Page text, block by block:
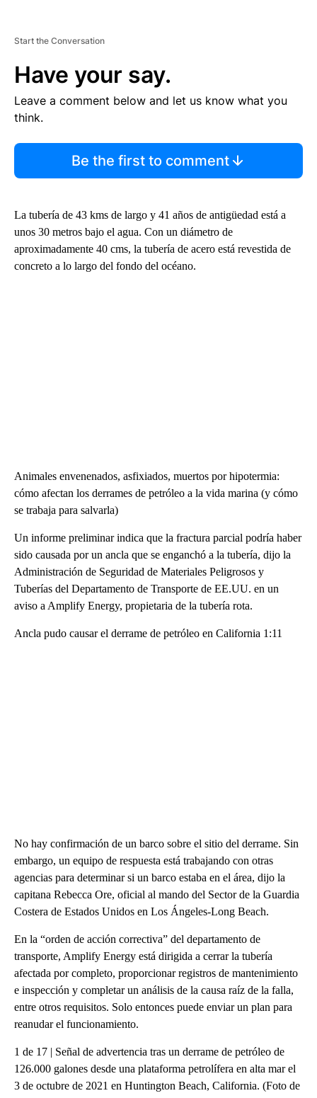
Start the Conversation
Have your say.
Leave a comment below and let us know what you
think.
Be the first to comment
La tubería de 43 kms de largo y 41 años de antigüedad está a
unos 30 metros bajo el agua. Con un diámetro de
aproximadamente 40 cms, la tubería de acero está revestida de
concreto a lo largo del fondo del océano.
Animales envenenados, asfixiados, muertos por hipotermia:
cómo afectan los derrames de petróleo a la vida marina (y cómo
se trabaja para salvarla)
Un informe preliminar indica que la fractura parcial podría haber
sido causada por un ancla que se enganchó a la tubería, dijo la
Administración de Seguridad de Materiales Peligrosos y
Tuberías del Departamento de Transporte de EE.UU. en un
aviso a Amplify Energy, propietaria de la tubería rota.
Ancla pudo causar el derrame de petróleo en California 1:11
No hay confirmación de un barco sobre el sitio del derrame. Sin
embargo, un equipo de respuesta está trabajando con otras
agencias para determinar si un barco estaba en el área, dijo la
capitana Rebecca Ore, oficial al mando del Sector de la Guardia
Costera de Estados Unidos en Los Ángeles-Long Beach.
En la “orden de acción correctiva” del departamento de
transporte, Amplify Energy está dirigida a cerrar la tubería
afectada por completo, proporcionar registros de mantenimiento
e inspección y completar un análisis de la causa raíz de la falla,
entre otros requisitos. Solo entonces puede enviar un plan para
reanudar el funcionamiento.
1 de 17 | Señal de advertencia tras un derrame de petróleo de
126.000 galones desde una plataforma petrolífera en alta mar el
3 de octubre de 2021 en Huntington Beach, California. (Foto de